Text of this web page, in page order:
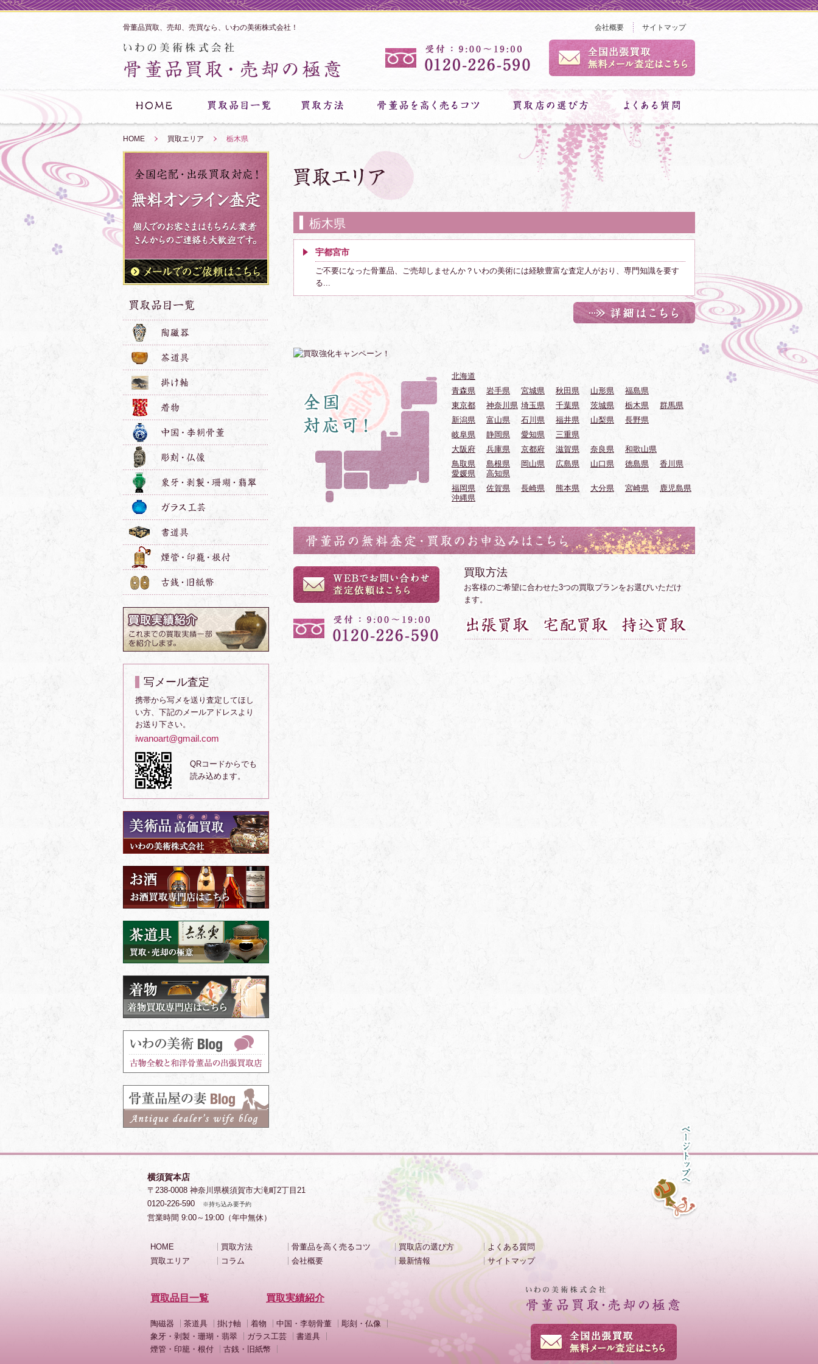
骨董品買取、売却、売買なら、いわの美術株式会社！ 会社概要 サイトマップ
HOME 買取エリア 栃木県
栃木県
宇都宮市
ご不要になった骨董品、ご売却しませんか？いわの美術には経験豊富な査定人がおり、専門知識を要す
る...
北海道
青森県
岩手県 宮城県 秋田県 山形県
福島県
東京都
神奈川県 埼玉県 千葉県 茨城県 栃木県
群馬県
新潟県
富山県 石川県 福井県 山梨県
長野県
岐阜県
静岡県 愛知県
三重県
大阪府
兵庫県 京都府 滋賀県 奈良県
和歌山県
鳥取県
島根県 岡山県 広島県 山口県 徳島県
香川県
愛媛県
高知県
福岡県
佐賀県 長崎県 熊本県 大分県 宮崎県
鹿児島県
沖縄県
買取方法
お客様のご希望に合わせた3つの買取プランをお選びいただけ
ます。
写メール査定
携帯から写メを送り査定してほし
い方、下記のメールアドレスより
お送り下さい。
iwanoart@gmail.com
QRコードからでも
読み込めます。
横須賀本店
〒238-0008 神奈川県横須賀市大滝町2丁目21
0120-226-590
※持ち込み要予約
営業時間 9:00～19:00（年中無休）
HOME 買取方法 骨董品を高く売るコツ 買取店の選び方
よくある質問
買取エリア
コラム 会社概要 最新情報 サイトマップ
買取品目一覧 買取実績紹介
陶磁器 茶道具 掛け軸 着物 中国・李朝骨董
彫刻・仏像
象牙・剥製・珊瑚・翡翠
ガラス工芸
書道具
煙管・印籠・根付
古銭・旧紙幣